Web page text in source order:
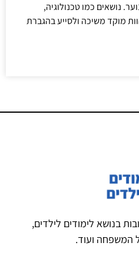
נושאים כמו טכנולוגיה,
מוקד משיכה ולסייע בהגברת
בנושא לימודים לילדים,
המשפחה ועוד.